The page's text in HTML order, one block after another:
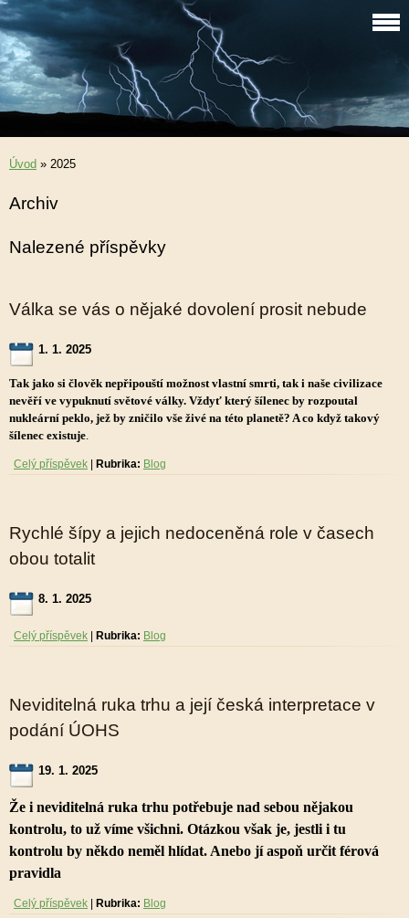
Úvod » 2025
Archiv
Nalezené příspěvky
Válka se vás o nějaké dovolení prosit nebude
1. 1. 2025
Tak jako si člověk nepřipouští možnost vlastní smrti, tak i naše civilizace
nevěří ve vypuknutí světové války. Vždyť který šílenec by rozpoutal
nukleární peklo, jež by zničilo vše živé na této planetě? A co když takový
šílenec existuje.
Celý příspěvek Rubrika: Blog
Rychlé šípy a jejich nedoceněná role v časech
obou totalit
8. 1. 2025
Celý příspěvek Rubrika: Blog
Neviditelná ruka trhu a její česká interpretace v
podání ÚOHS
19. 1. 2025
Že i neviditelná ruka trhu potřebuje nad sebou nějakou
kontrolu, to už víme všichni. Otázkou však je, jestli i tu
kontrolu by někdo neměl hlídat. Anebo jí aspoň určit férová
pravidla
Celý příspěvek Rubrika: Blog